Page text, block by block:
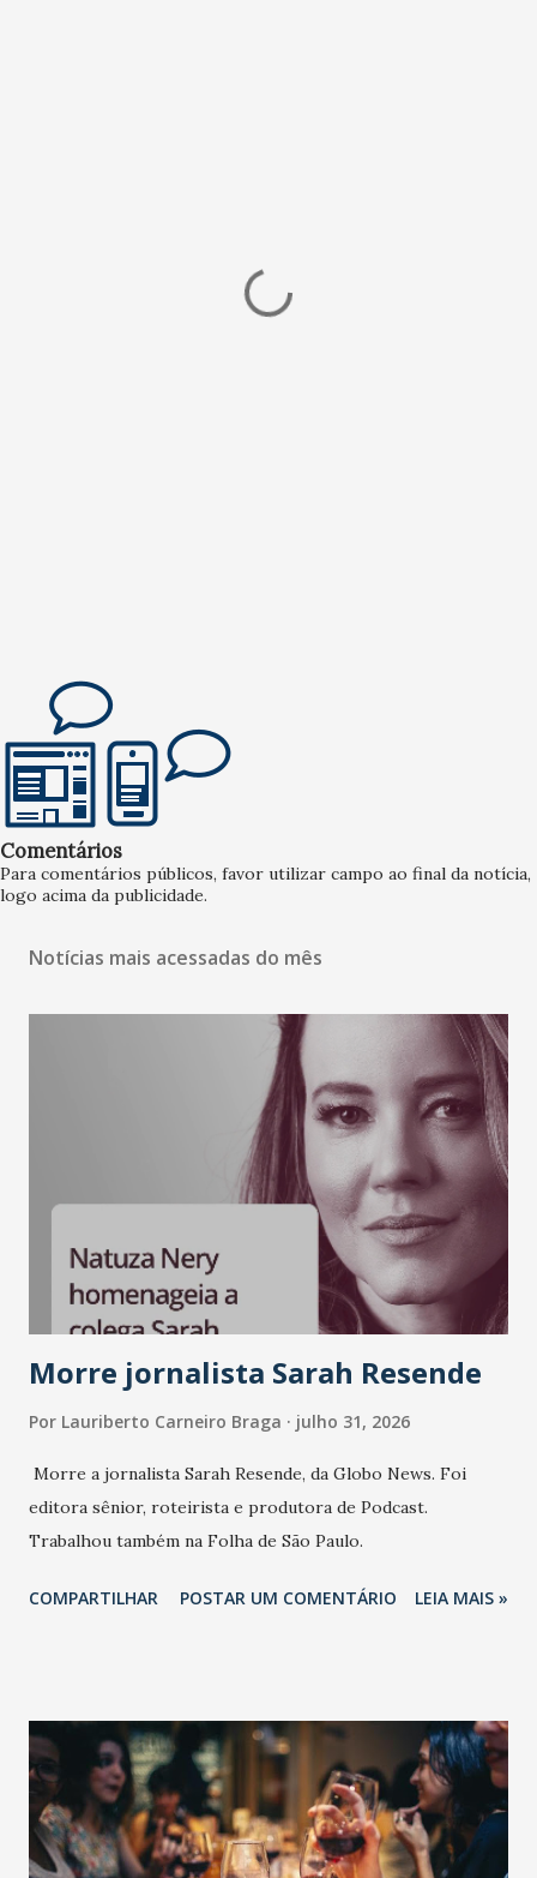
Comentários
Para comentários públicos, favor utilizar campo ao final da notícia,
logo acima da publicidade.
Notícias mais acessadas do mês
Morre jornalista Sarah Resende
Por Lauriberto Carneiro Braga julho 31, 2026
Morre a jornalista Sarah Resende, da Globo News. Foi
editora sênior, roteirista e produtora de Podcast.
Trabalhou também na Folha de São Paulo.
COMPARTILHAR POSTAR UM COMENTÁRIO LEIA MAIS »